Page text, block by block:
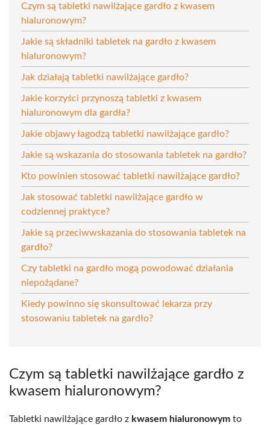
Czym są tabletki nawilżające gardło z kwasem
hialuronowym?
Jakie są składniki tabletek na gardło z kwasem
hialuronowym?
Jak działają tabletki nawilżające gardło?
Jakie korzyści przynoszą tabletki z kwasem
hialuronowym dla gardła?
Jakie objawy łagodzą tabletki nawilżające gardło?
Jakie są wskazania do stosowania tabletek na gardło?
Kto powinien stosować tabletki nawilżające gardło?
Jak stosować tabletki nawilżające gardło w
codziennej praktyce?
Jakie są przeciwwskazania do stosowania tabletek na
gardło?
Czy tabletki na gardło mogą powodować działania
niepożądane?
Kiedy powinno się skonsultować lekarza przy
stosowaniu tabletek na gardło?
Czym są tabletki nawilżające gardło z
kwasem hialuronowym?
Tabletki nawilżające gardło z kwasem hialuronowym to